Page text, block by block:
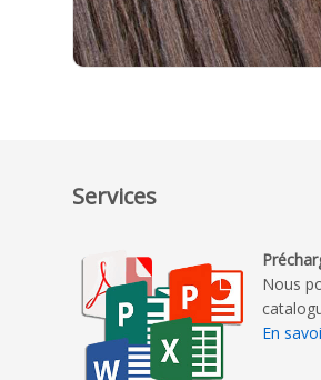
Services
Nous
En